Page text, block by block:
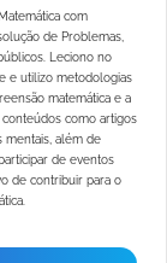
com
de Problemas,
Leciono no
e utilizo metodologias
matemática e a
como artigos
mentais, além de
de eventos
de contribuir para o